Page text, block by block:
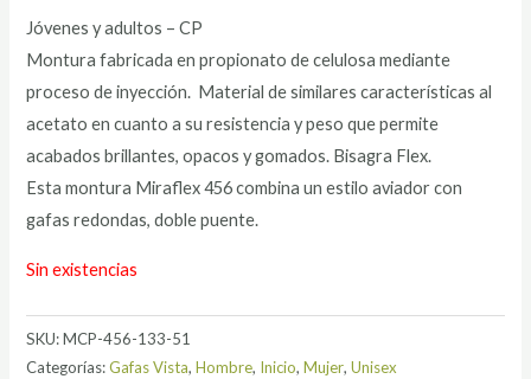
Jóvenes y adultos – CP
Montura fabricada en propionato de celulosa mediante
proceso de inyección. Material de similares características al
acetato en cuanto a su resistencia y peso que permite
acabados brillantes, opacos y gomados. Bisagra Flex.
Esta montura Miraflex 456 combina un estilo aviador con
gafas redondas, doble puente.
Sin existencias
SKU:MCP-456-133-51
Categorías:Gafas Vista,Hombre, Inicio,Mujer,Unisex